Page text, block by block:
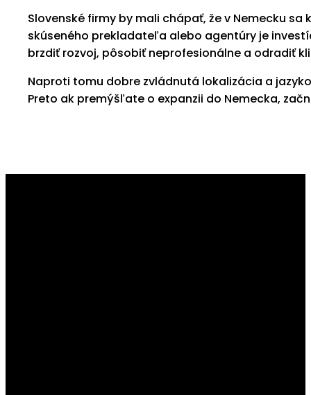
Slovenské firmy by mali chápať, že v Nemecku
skúseného prekladateľa alebo agentúry je
brzdiť rozvoj, pôsobiť neprofesionálne a odradiť
Naproti tomu dobre zvládnutá lokalizácia a
Preto ak premýšľate o expanzii do Nemecka,